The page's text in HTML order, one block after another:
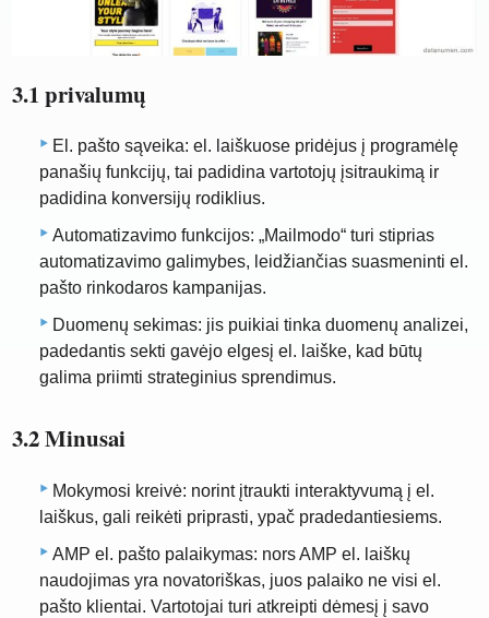
3.1 privalumų
El. pašto sąveika: el. laiškuose pridėjus į programėlę
panašių funkcijų, tai padidina vartotojų įsitraukimą ir
padidina konversijų rodiklius.
Automatizavimo funkcijos: „Mailmodo“ turi stiprias
automatizavimo galimybes, leidžiančias suasmeninti el.
pašto rinkodaros kampanijas.
Duomenų sekimas: jis puikiai tinka duomenų analizei,
padedantis sekti gavėjo elgesį el. laiške, kad būtų
galima priimti strateginius sprendimus.
3.2 Minusai
Mokymosi kreivė: norint įtraukti interaktyvumą į el.
laiškus, gali reikėti priprasti, ypač pradedantiesiems.
AMP el. pašto palaikymas: nors AMP el. laiškų
naudojimas yra novatoriškas, juos palaiko ne visi el.
pašto klientai. Vartotojai turi atkreipti dėmesį į savo